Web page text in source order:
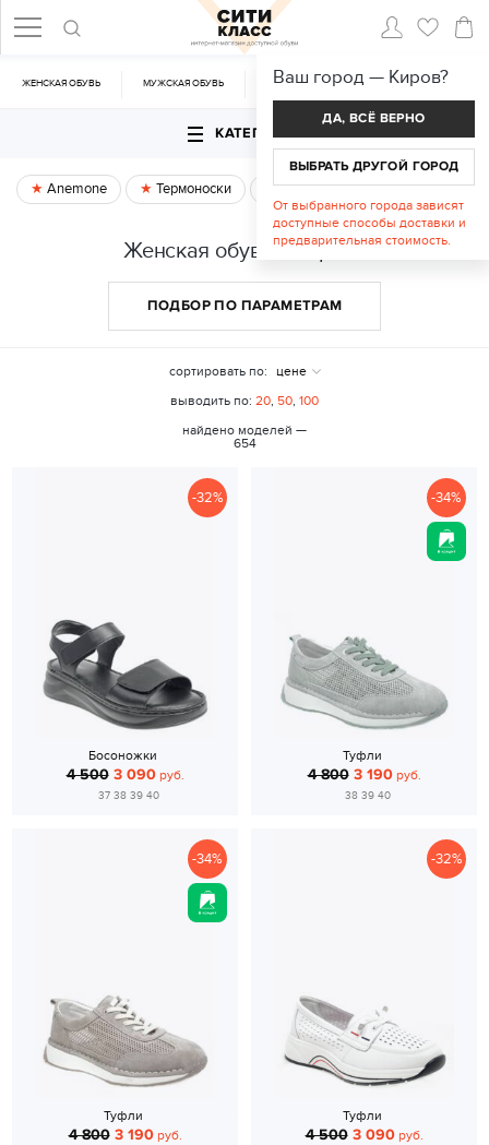
ЖЕНСКАЯ ОБУВЬ МУЖСКАЯ ОБУВЬ CУМКИ АКСЕССУАРЫ
КАТЕГОРИИ
Anemone Термоноски Спецпредложение
Женская обувь в Кирове
ПОДБОР ПО ПАРАМЕТРАМ
сортировать по:
цене
выводить по: 20, 50, 100
найдено моделей —
654
-32%
Босоножки
4 500 3 090руб.
37 38 39 40
-34%
Туфли
4 800 3 190руб.
38 39 40
-34%
Туфли
4 800 3 190руб.
-32%
Туфли
4 500 3 090руб.
Ваш город — Киров?
ДА, ВСЁ ВЕРНО
ВЫБРАТЬ ДРУГОЙ ГОРОД
От выбранного города зависят
доступные способы доставки и
предварительная стоимость.